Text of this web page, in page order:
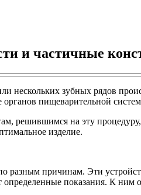
и частичные
нескольких зубных рядов
пищеварительной
решившимся на эту
изделие.
разным причинам. Эти
показания. К ним